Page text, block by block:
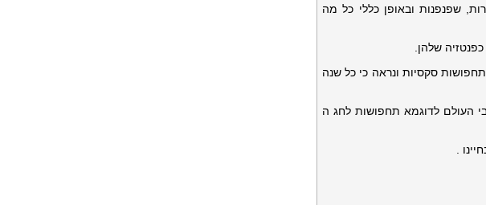
שפנפנות ובאופן כללי כל מה
שלהן.
סקסיות ונראה כי כל שנה
העולם לדוגמא תחפושות לחג ה
.